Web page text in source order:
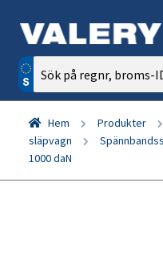
Sök
efter:
Hem Produkter
släpvagn
1000 daN